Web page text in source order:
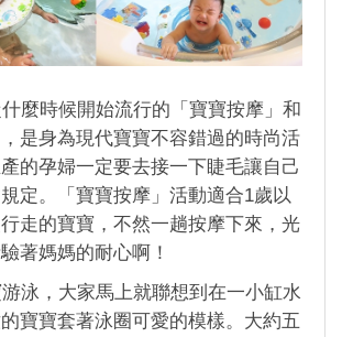
時候開始流行的「寶寶按摩」和
，是身為現代寶寶不容錯過的時尚活
的孕婦一定要去接一下睫毛讓自己
定。「寶寶按摩」活動適合1歲以
走的寶寶，不然一趟按摩下來，光
著媽媽的耐心啊！
，大家馬上就聯想到在一小缸水
寶寶套著泳圈可愛的模樣。大約五